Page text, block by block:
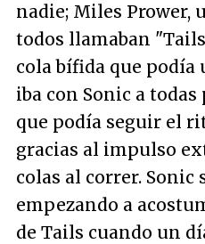
nadie; Miles Prower,
todos llamaban
cola bífida que podía
iba con Sonic a
que podía seguir el
gracias al impulso
colas al correr. Sonic
empezando a
de Tails cuando un